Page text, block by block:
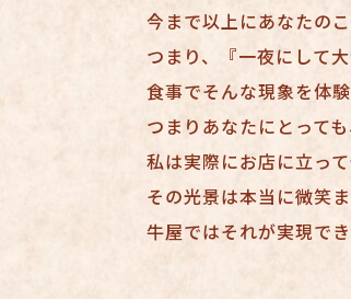
今まで以上にあなたの
つまり、『一夜にして
食事でそんな現象を体
つまりあなたにとって
私は実際にお店に立っ
その光景は本当に微笑ま
牛屋ではそれが実現でき